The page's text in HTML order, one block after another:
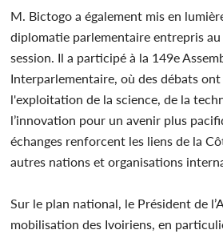
M. Bictogo a également mis en
diplomatie parlementaire entrepris
session. Il a participé à la 149e
Interparlementaire, où des débats
l'exploitation de la science, de la
l’innovation pour un avenir plus
échanges renforcent les liens de la
autres nations et organisations
Sur le plan national, le Président de
mobilisation des Ivoiriens, en